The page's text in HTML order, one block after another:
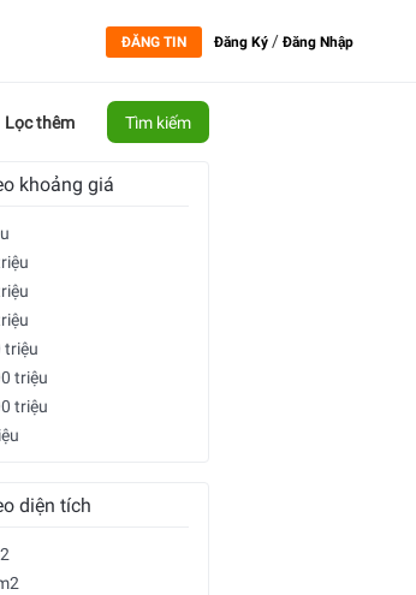
ĐĂNG TIN Đăng Ký /Đăng Nhập
Lọc thêm Tìm kiếm
khoảng giá
triệu
triệu
triệu
diện tích